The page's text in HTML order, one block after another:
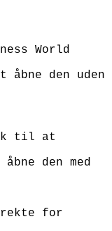
World
den uden
til at
den med
for